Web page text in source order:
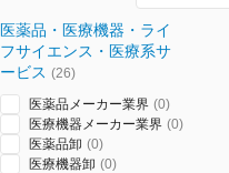
医薬品・医療機器・ライ
フサイエンス・医療系サ
ービス (26)
医薬品メーカー業界 (0)
医療機器メーカー業界 (0)
医薬品卸 (0)
医療機器卸 (0)